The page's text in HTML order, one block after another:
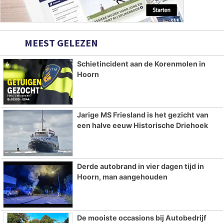
MEEST GELEZEN
Schietincident aan de Korenmolen in
Hoorn
Jarige MS Friesland is het gezicht van
een halve eeuw Historische Driehoek
Derde autobrand in vier dagen tijd in
Hoorn, man aangehouden
De mooiste occasions bij Autobedrijf